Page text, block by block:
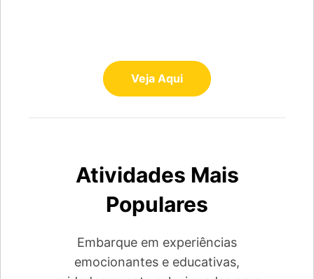
Veja Aqui
Atividades Mais
Populares
Embarque em experiências
emocionantes e educativas,